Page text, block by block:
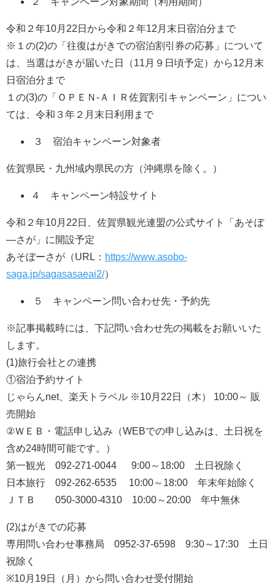
令和２年10月22日から令和２年12月末日宿泊分まで
※１の(2)の「往復はがきでの宿泊割引券の応募」について
は、当選はがきが届いた日（11月９日頃予定）から12月末
日宿泊分まで
１の(3)の「ＯＰＥＮ-ＡＩＲ佐賀割引キャンペーン」につい
ては、令和３年２月末日利用まで
３ 宿泊キャンペーン対象者
佐賀県民・九州域内県民の方（沖縄県を除く。）
４ キャンペーン特設サイト
令和２年10月22日、佐賀県観光連盟の公式サイト「あそぼ
―さが」に開設予定
あそぼーさが（URL： https://www.asobo-
saga.jp/sagasasaeai2/）
５ キャンペーン問い合わせ先・予約先
※記事掲載時には、下記問い合わせ先の掲載をお願いいた
します。
(1)旅行会社との連携
①宿泊予約サイト
じゃらんnet、楽天トラベル ※10月22日（木） 10:00～ 販
売開始
②ＷＥＢ・電話申し込み（WEBでの申し込みは、土日祝を
含め24時間可能です。）
第一観光 092-271-0044 9:00～18:00 土日祝除く
日本旅行 092-262-6535 10:00～18:00 年末年始除く
ＪＴＢ 050-3000-4310 10:00～20:00 年中無休
(2)はがきでの応募
専用問い合わせ事務局 0952-37-6598 9:30～17:30 土日
祝除く
※10月19日（月）から問い合わせ受付開始